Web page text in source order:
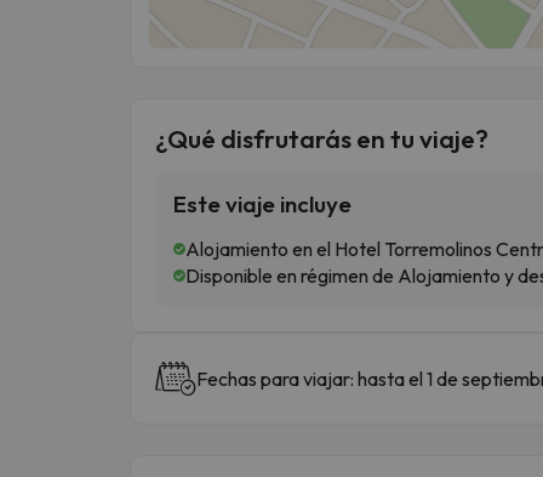
¿Qué disfrutarás en tu viaje?
Este viaje incluye
Alojamiento en el Hotel Torremolinos
Disponible en régimen de Alojamiento y
Fechas para viajar: hasta el 1 de